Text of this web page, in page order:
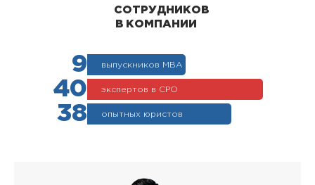
СОТРУДНИКОВ
В КОМПАНИИ
9 выпускников МВА
40 экспертов в СРО
38 опытных юристов